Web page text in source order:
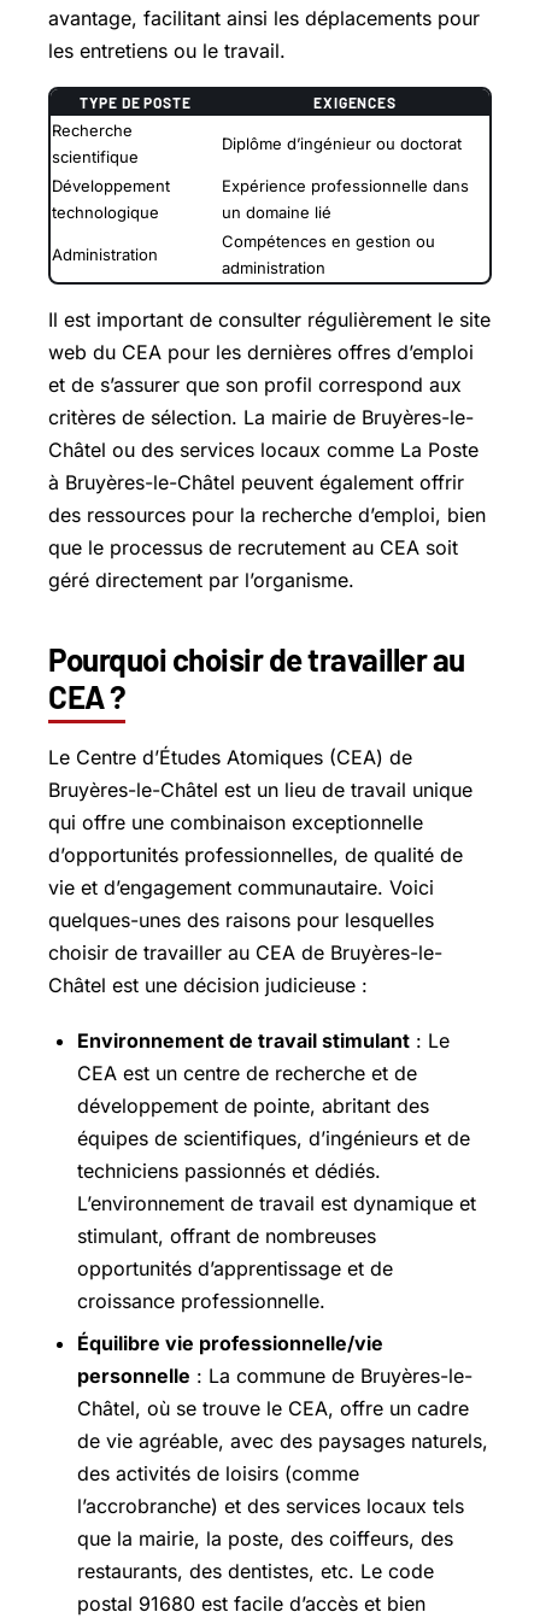
avantage, facilitant ainsi les déplacements pour
les entretiens ou le travail.
TYPE DE POSTE EXIGENCES
Recherche
scientifique
Diplôme d’ingénieur ou doctorat
Développement
technologique
Expérience professionnelle dans
un domaine lié
Administration
Compétences en gestion ou
administration
Il est important de consulter régulièrement le site
web du CEA pour les dernières offres d’emploi
et de s’assurer que son profil correspond aux
critères de sélection. La mairie de Bruyères-le-
Châtel ou des services locaux comme La Poste
à Bruyères-le-Châtel peuvent également offrir
des ressources pour la recherche d’emploi, bien
que le processus de recrutement au CEA soit
géré directement par l’organisme.
Pourquoi choisir de travailler au
CEA ?
Le Centre d’Études Atomiques (CEA) de
Bruyères-le-Châtel est un lieu de travail unique
qui offre une combinaison exceptionnelle
d’opportunités professionnelles, de qualité de
vie et d’engagement communautaire. Voici
quelques-unes des raisons pour lesquelles
choisir de travailler au CEA de Bruyères-le-
Châtel est une décision judicieuse :
Environnement de travail stimulant : Le
CEA est un centre de recherche et de
développement de pointe, abritant des
équipes de scientifiques, d’ingénieurs et de
techniciens passionnés et dédiés.
L’environnement de travail est dynamique et
stimulant, offrant de nombreuses
opportunités d’apprentissage et de
croissance professionnelle.
Équilibre vie professionnelle/vie
personnelle : La commune de Bruyères-le-
Châtel, où se trouve le CEA, offre un cadre
de vie agréable, avec des paysages naturels,
des activités de loisirs (comme
l’accrobranche) et des services locaux tels
que la mairie, la poste, des coiffeurs, des
restaurants, des dentistes, etc. Le code
postal 91680 est facile d’accès et bien